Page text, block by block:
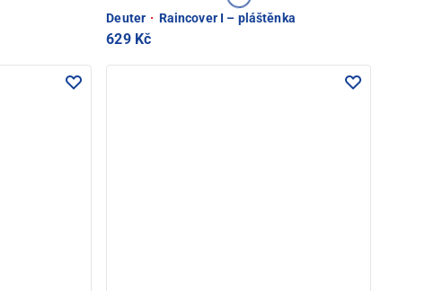
Deuter · Raincover I – pláštěnka
629 Kč